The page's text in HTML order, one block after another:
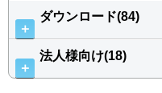
＋
ダウンロード(84)
＋
法人様向け(18)